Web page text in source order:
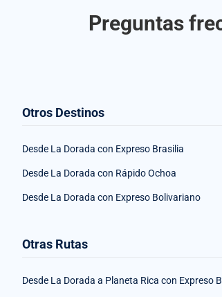
Preguntas
Otros Destinos
Desde La Dorada con Expreso Brasilia
Desde La Dorada con Rápido Ochoa
Desde La Dorada con Expreso Bolivariano
Otras Rutas
Desde La Dorada a Planeta Rica con Expreso